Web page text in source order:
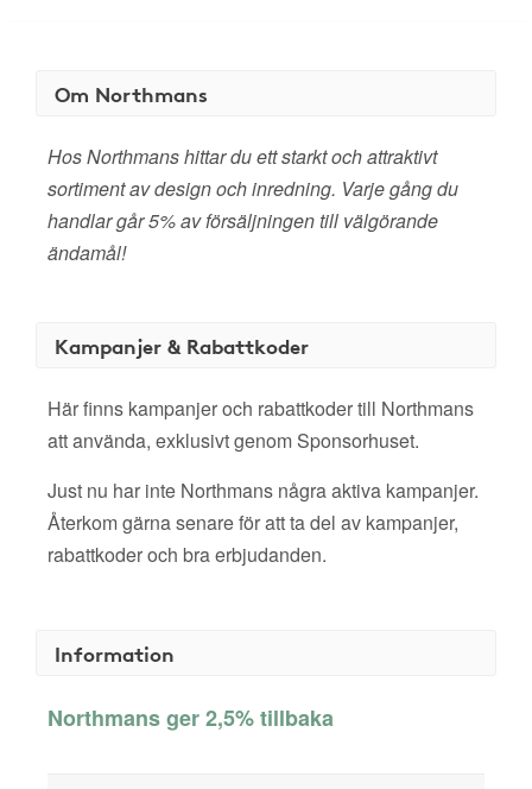
Om Northmans
Hos Northmans hittar du ett starkt och attraktivt
sortiment av design och inredning. Varje gång du
handlar går 5% av försäljningen till välgörande
ändamål!
Kampanjer & Rabattkoder
Här finns kampanjer och rabattkoder till Northmans
att använda, exklusivt genom Sponsorhuset.
Just nu har inte Northmans några aktiva kampanjer.
Återkom gärna senare för att ta del av kampanjer,
rabattkoder och bra erbjudanden.
Information
Northmans ger 2,5% tillbaka